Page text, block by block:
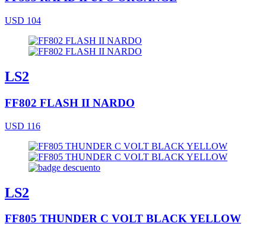
USD 104
LS2
FF802 FLASH II NARDO
USD 116
LS2
FF805 THUNDER C VOLT BLACK YELLOW